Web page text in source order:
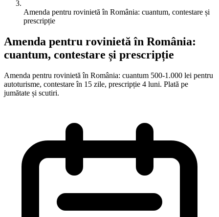
Amenda pentru rovinietă în România: cuantum, contestare și
prescripție
Amenda pentru rovinietă în România:
cuantum, contestare și prescripție
Amenda pentru rovinietă în România: cuantum 500-1.000 lei pentru
autoturisme, contestare în 15 zile, prescripție 4 luni. Plată pe
jumătate și scutiri.